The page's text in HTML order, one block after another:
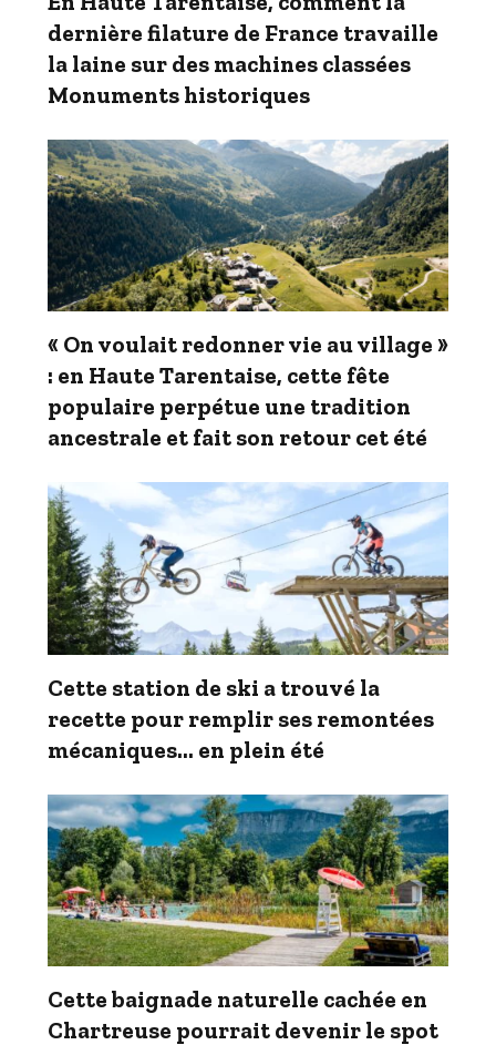
dernière filature de France travaille
la laine sur des machines classées
Monuments historiques
« On voulait redonner vie au village »
: en Haute Tarentaise, cette fête
populaire perpétue une tradition
ancestrale et fait son retour cet été
Cette station de ski a trouvé la
recette pour remplir ses remontées
mécaniques… en plein été
Cette baignade naturelle cachée en
Chartreuse pourrait devenir le spot